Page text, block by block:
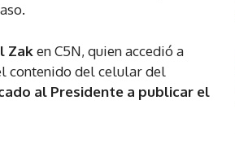
Zaken C5N, quien accedió a
contenido del celular del
al Presidente a publicar el